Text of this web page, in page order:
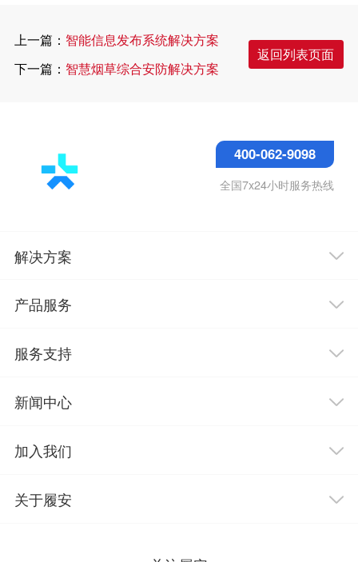
上一篇： 智能信息发布系统解决方案
下一篇： 智慧烟草综合安防解决方案
返回列表页面
400-062-9098
全国7x24小时服务热线
解决方案
产品服务
服务支持
新闻中心
加入我们
关于履安